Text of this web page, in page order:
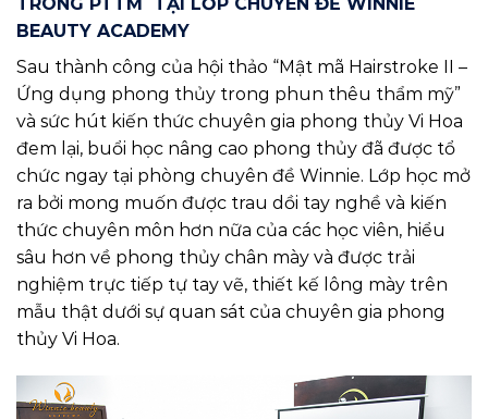
BEAUTY ACADEMY
Sau thành công của hội thảo “Mật mã Hairstroke II –
Ứng dụng phong thủy trong phun thêu thẩm mỹ”
và sức hút kiến thức chuyên gia phong thủy Vi Hoa
đem lại, buổi học nâng cao phong thủy đã được tổ
chức ngay tại phòng chuyên đề Winnie. Lớp học mở
ra bởi mong muốn được trau dồi tay nghề và kiến
thức chuyên môn hơn nữa của các học viên, hiểu
sâu hơn về phong thủy chân mày và được trải
nghiệm trực tiếp tự tay vẽ, thiết kế lông mày trên
mẫu thật dưới sự quan sát của chuyên gia phong
thủy Vi Hoa.